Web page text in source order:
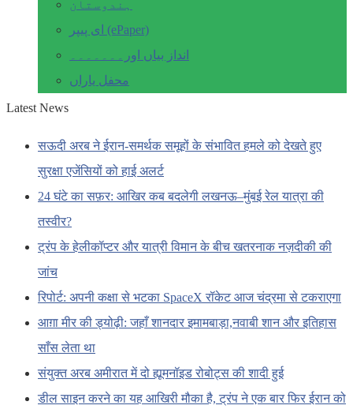
ہندوستان
ای پیپر (ePaper)
انداز بیاں اور۔۔۔۔۔۔۔
محفل یاراں
Latest News
सऊदी अरब ने ईरान-समर्थक समूहों के संभावित हमले को देखते हुए
सुरक्षा एजेंसियों को हाई अलर्ट
24 घंटे का सफ़र: आखिर कब बदलेगी लखनऊ–मुंबई रेल यात्रा की
तस्वीर?
ट्रंप के हेलीकॉप्टर और यात्री विमान के बीच खतरनाक नज़दीकी की
जांच
रिपोर्ट: अपनी कक्षा से भटका SpaceX रॉकेट आज चंद्रमा से टकराएगा
आग़ा मीर की ड्योढ़ी: जहाँ शानदार इमामबाड़ा,नवाबी शान और इतिहास
साँस लेता था
संयुक्त अरब अमीरात में दो ह्यूमनॉइड रोबोट्स की शादी हुई
डील साइन करने का यह आखिरी मौका है, ट्रंप ने एक बार फिर ईरान को